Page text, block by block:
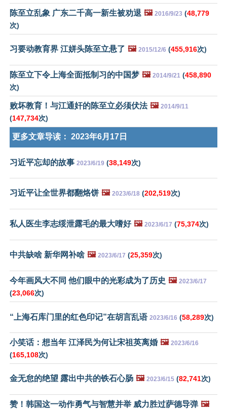
陈至立乱象 广东二千高一新生被劝退 🖼️ 2016/9/23 (48,779
次)
习要动教育界 江姘头陈至立悬了 🖼️ 2015/12/6 (455,916次)
陈至立下令上海全面抵制习的中国梦 🖼️ 2014/9/21 (458,890
次)
败坏教育！与江通奸的陈至立必须伏法 🖼️ 2014/9/11
(147,734次)
更多文章导读： 2023年6月17日
习近平忘却的故事 2023/6/19 (38,149次)
习近平让全世界都翻烙饼 🖼️ 2023/6/18 (202,519次)
私人医生李志绥泄露毛的最大嗜好 🖼️ 2023/6/17 (75,374次)
中共缺啥 新华网补啥 🖼️ 2023/6/17 (25,359次)
今年画风大不同 他们眼中的光彩成为了历史 🖼️ 2023/6/17
(23,066次)
“上海石库门里的红色印记”在胡言乱语 2023/6/16 (58,289次)
小笑话：想当年 江泽民为何让宋祖英离婚 🖼️ 2023/6/16
(165,108次)
金无怠的绝望 露出中共的铁石心肠 🖼️ 2023/6/15 (82,741次)
赞！韩国这一动作勇气与智慧并举 威力胜过萨德导弹 🖼️